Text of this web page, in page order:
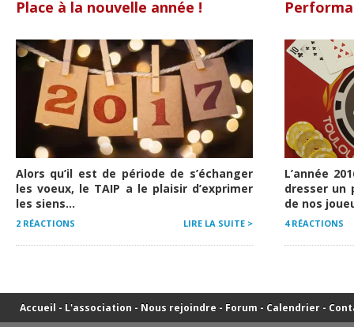
Place à la nouvelle année !
Alors qu’il est de période de s’échanger
les voeux, le TAIP a le plaisir d’exprimer
les siens...
2 RÉACTIONS LIRE LA SUITE >
L’année
dresser un
de nos
4 RÉACTIONS
Accueil - L'association - Nous rejoindre - Forum - Calendrier -